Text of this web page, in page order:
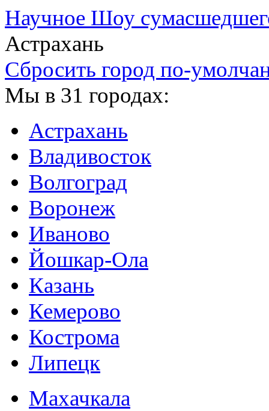
Научное Шоу
Астрахань
Сбросить город по-
Мы в 31 городах:
Астрахань
Владивосток
Волгоград
Воронеж
Иваново
Йошкар-Ола
Казань
Кемерово
Кострома
Липецк
Махачкала